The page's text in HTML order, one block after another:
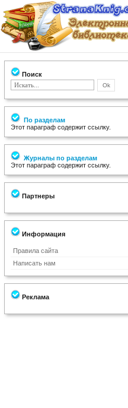
Поиск
По разделам
Этот параграф содержит ссылку.
Журналы по разделам
Этот параграф содержит ссылку.
Партнеры
Информация
Правила сайта
Написать нам
Реклама